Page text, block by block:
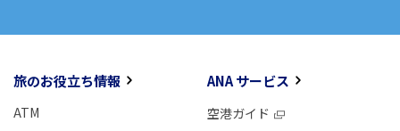
旅のお役立ち情報
ATM
ANA サービス
空港ガイド